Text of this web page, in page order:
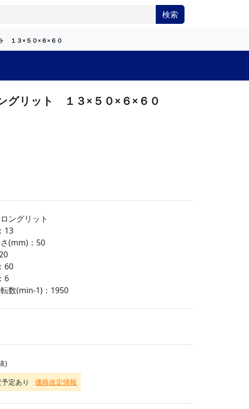
検索
１３×５０×６×６０
グリット １３×５０×６×６０
ングリット
13
(mm)：50
60
6
数(min-1)：1950
)
定あり
価格改定情報